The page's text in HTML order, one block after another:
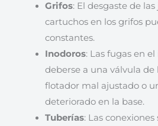
Grifos: El desgaste de
cartuchos en los grifos
constantes.
Inodoros: Las fugas en
deberse a una válvula
flotador mal ajustado o
deteriorado en la base.
Tuberías: Las